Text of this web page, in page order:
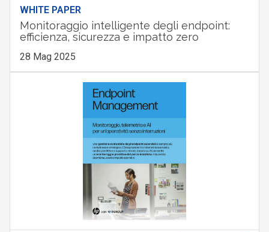
WHITE PAPER
Monitoraggio intelligente degli endpoint:
efficienza, sicurezza e impatto zero
28 Mag 2025